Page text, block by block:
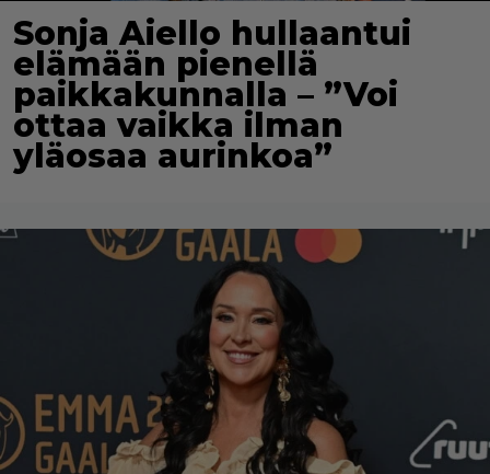
Sonja Aiello hullaantui
elämään pienellä
paikkakunnalla – ”Voi
ottaa vaikka ilman
yläosaa aurinkoa”